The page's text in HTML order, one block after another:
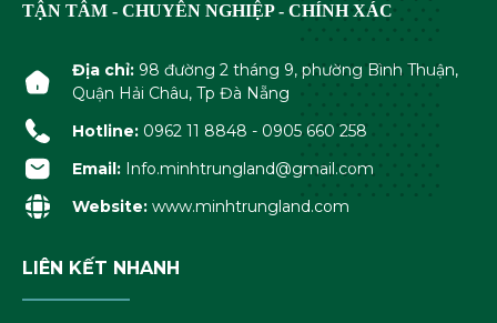
TẬN TÂM - CHUYÊN NGHIỆP - CHÍNH XÁC
Địa chỉ:98 đường 2 tháng 9, phường Bình Thuận,
Quận Hải Châu, Tp Đà Nẵng
Hotline:0962 11 8848 - 0905 660 258
Email:Info.minhtrungland@gmail.com
Website:www.minhtrungland.com
LIÊN KẾT NHANH